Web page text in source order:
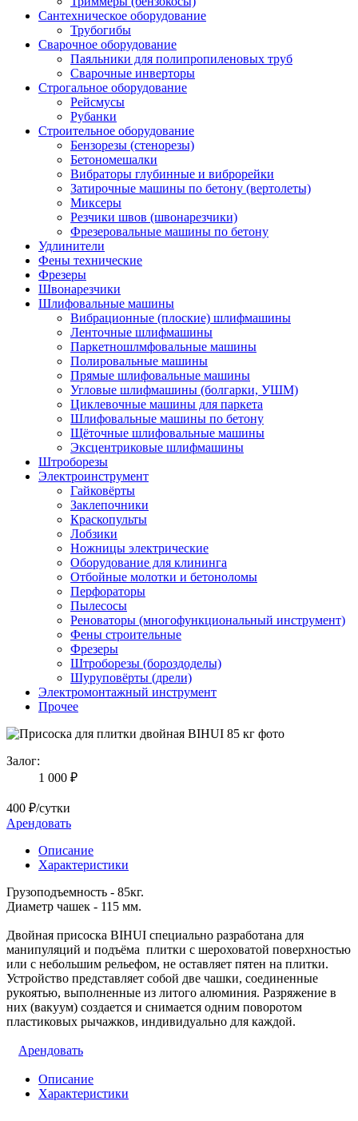
Сантехническое оборудование
Трубогибы
Сварочное оборудование
Паяльники для полипропиленовых труб
Сварочные инверторы
Строгальное оборудование
Рейсмусы
Рубанки
Строительное оборудование
Бензорезы (стенорезы)
Бетономешалки
Вибраторы глубинные и виброрейки
Затирочные машины по бетону (вертолеты)
Миксеры
Резчики швов (швонарезчики)
Фрезеровальные машины по бетону
Удлинители
Фены технические
Фрезеры
Швонарезчики
Шлифовальные машины
Вибрационные (плоские) шлифмашины
Ленточные шлифмашины
Паркетношлмфовальные машины
Полировальные машины
Прямые шлифовальные машины
Угловые шлифмашины (болгарки, УШМ)
Циклевочные машины для паркета
Шлифовальные машины по бетону
Щёточные шлифовальные машины
Эксцентриковые шлифмашины
Штроборезы
Электроинструмент
Гайковёрты
Заклепочники
Краскопульты
Лобзики
Ножницы электрические
Оборудование для клининга
Отбойные молотки и бетоноломы
Перфораторы
Пылесосы
Реноваторы (многофункциональный инструмент)
Фены строительные
Фрезеры
Штроборезы (бороздоделы)
Шуруповёрты (дрели)
Электромонтажный инструмент
Прочее
Залог:
1 000 ₽
400 ₽/сутки
Арендовать
Описание
Характеристики
Грузоподъемность - 85кг.
Диаметр чашек - 115 мм.
Двойная присоска BIHUI специально разработана для
манипуляций и подъёма плитки с шероховатой поверхностью
или с небольшим рельефом, не оставляет пятен на плитки.
Устройство представляет собой две чашки, соединенные
рукоятью, выполненные из литого алюминия. Разряжение в
них (вакуум) создается и снимается одним поворотом
пластиковых рычажков, индивидуально для каждой.
Арендовать
Описание
Характеристики